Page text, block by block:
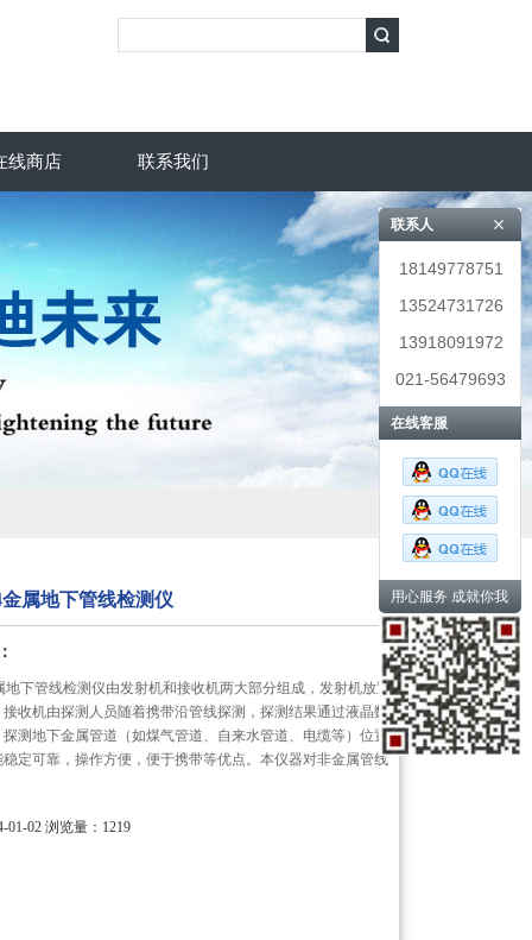
线商店 联系我们
属地下管线检测仪
地下管线检测仪由发射机和接收机两大部分组成，发射机放置
收机由探测人员随着携带沿管线探测，探测结果通过液晶数
测地下金属管道（如煤气管道、自来水管道、电缆等）位置
定可靠，操作方便，便于携带等优点。本仪器对非金属管线
01-02 浏览量：1219
联系人
18149778751
13524731726
13918091972
021-56479693
在线客服
用心服务 成就你我